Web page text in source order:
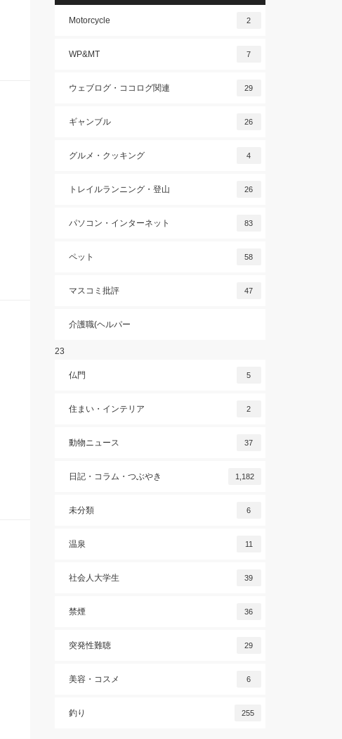
Motorcycle 2
WP&MT 7
ウェブログ・ココログ関連 29
ギャンブル 26
グルメ・クッキング 4
トレイルランニング・登山 26
パソコン・インターネット 83
ペット 58
マスコミ批評 47
介護職(ヘルパー
23
仏門 5
住まい・インテリア 2
動物ニュース 37
日記・コラム・つぶやき 1,182
未分類 6
温泉 11
社会人大学生 39
禁煙 36
突発性難聴 29
美容・コスメ 6
釣り 255